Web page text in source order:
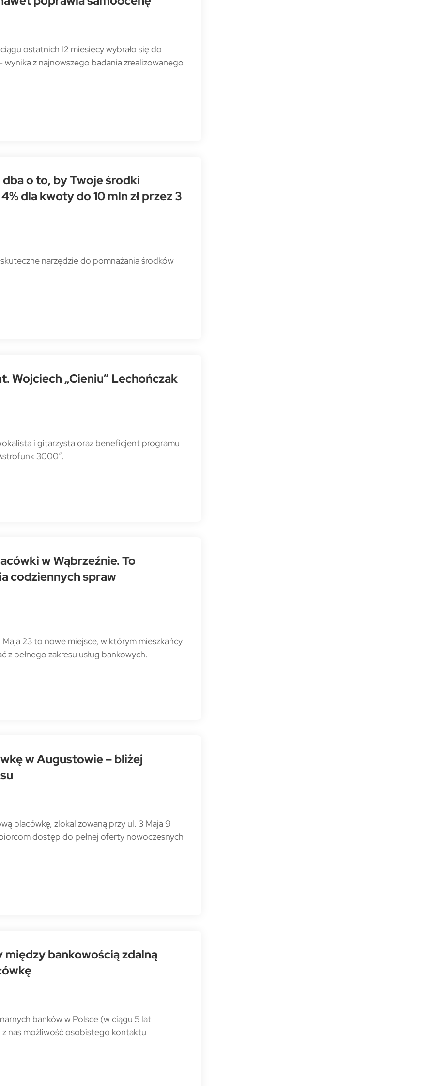
ostatnich 12 miesięcy wybrało się do
z najnowszego badania zrealizowanego
o to, by Twoje środki
dla kwoty do 10 mln zł przez 3
narzędzie do pomnażania środków
Wojciech „Cieniu” Lechończak
i gitarzysta oraz beneficjent programu
3000”.
w Wąbrzeźnie. To
codziennych spraw
23 to nowe miejsce, w którym mieszkańcy
pełnego zakresu usług bankowych.
w Augustowie – bliżej
placówkę, zlokalizowaną przy ul. 3 Maja 9
dostęp do pełnej oferty nowoczesnych
bankowością zdalną
banków w Polsce (w ciągu 5 lat
z nas możliwość osobistego kontaktu